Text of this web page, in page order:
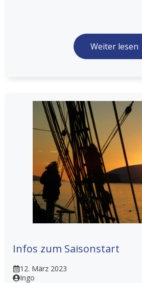
Weiter lesen
Infos zum Saisonstart
12. März 2023
Ingo